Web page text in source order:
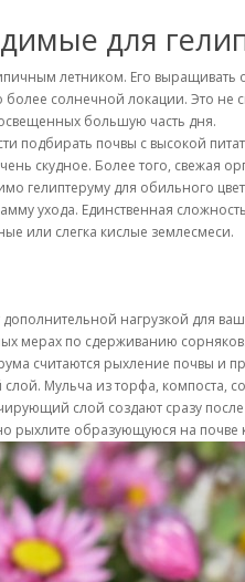
для
летником. Его
солнечной локации. Это
большую часть дня.
подбирать почвы с высокой
скудное. Более того, свежая
гелиптеруму для обильного
ухода. Единственная
или слегка кислые землесмеси.
нагрузкой для
мерах по сдерживанию сорняков.
считаются рыхление почвы и
Мульча из торфа, компоста,
слой создают сразу
рыхлите образующуюся на почве